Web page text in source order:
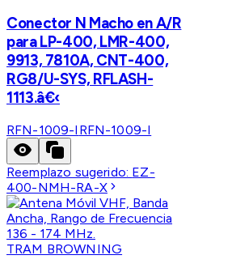
Conector N Macho en A/R
para LP-400, LMR-400,
9913, 7810A, CNT-400,
RG8/U-SYS, RFLASH-
1113.â€‹
RFN-1009-I RFN-1009-I
Reemplazo sugerido: EZ-
400-NMH-RA-X
TRAM BROWNING